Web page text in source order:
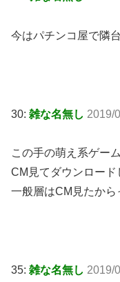
今はパチンコ屋で隣
30: 雑な名無し 2019/
この手の萌え系ゲー
CM見てダウンロード
一般層はCM見たか
35: 雑な名無し 2019/